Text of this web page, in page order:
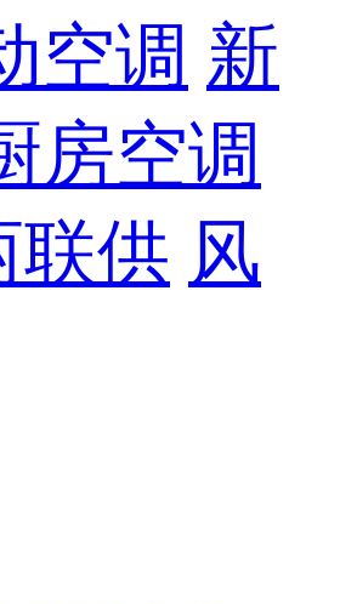
空调 新
房空调
联供 风